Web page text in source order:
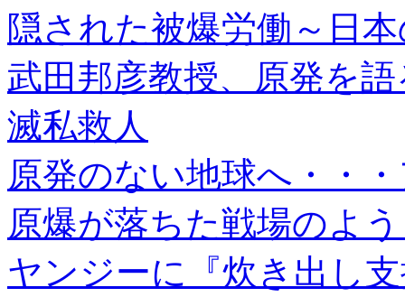
隠された被爆労働～日
武田邦彦教授、原発を語
滅私救人
原発のない地球へ・・
原爆が落ちた戦場のよ
ヤンジーに『炊き出し